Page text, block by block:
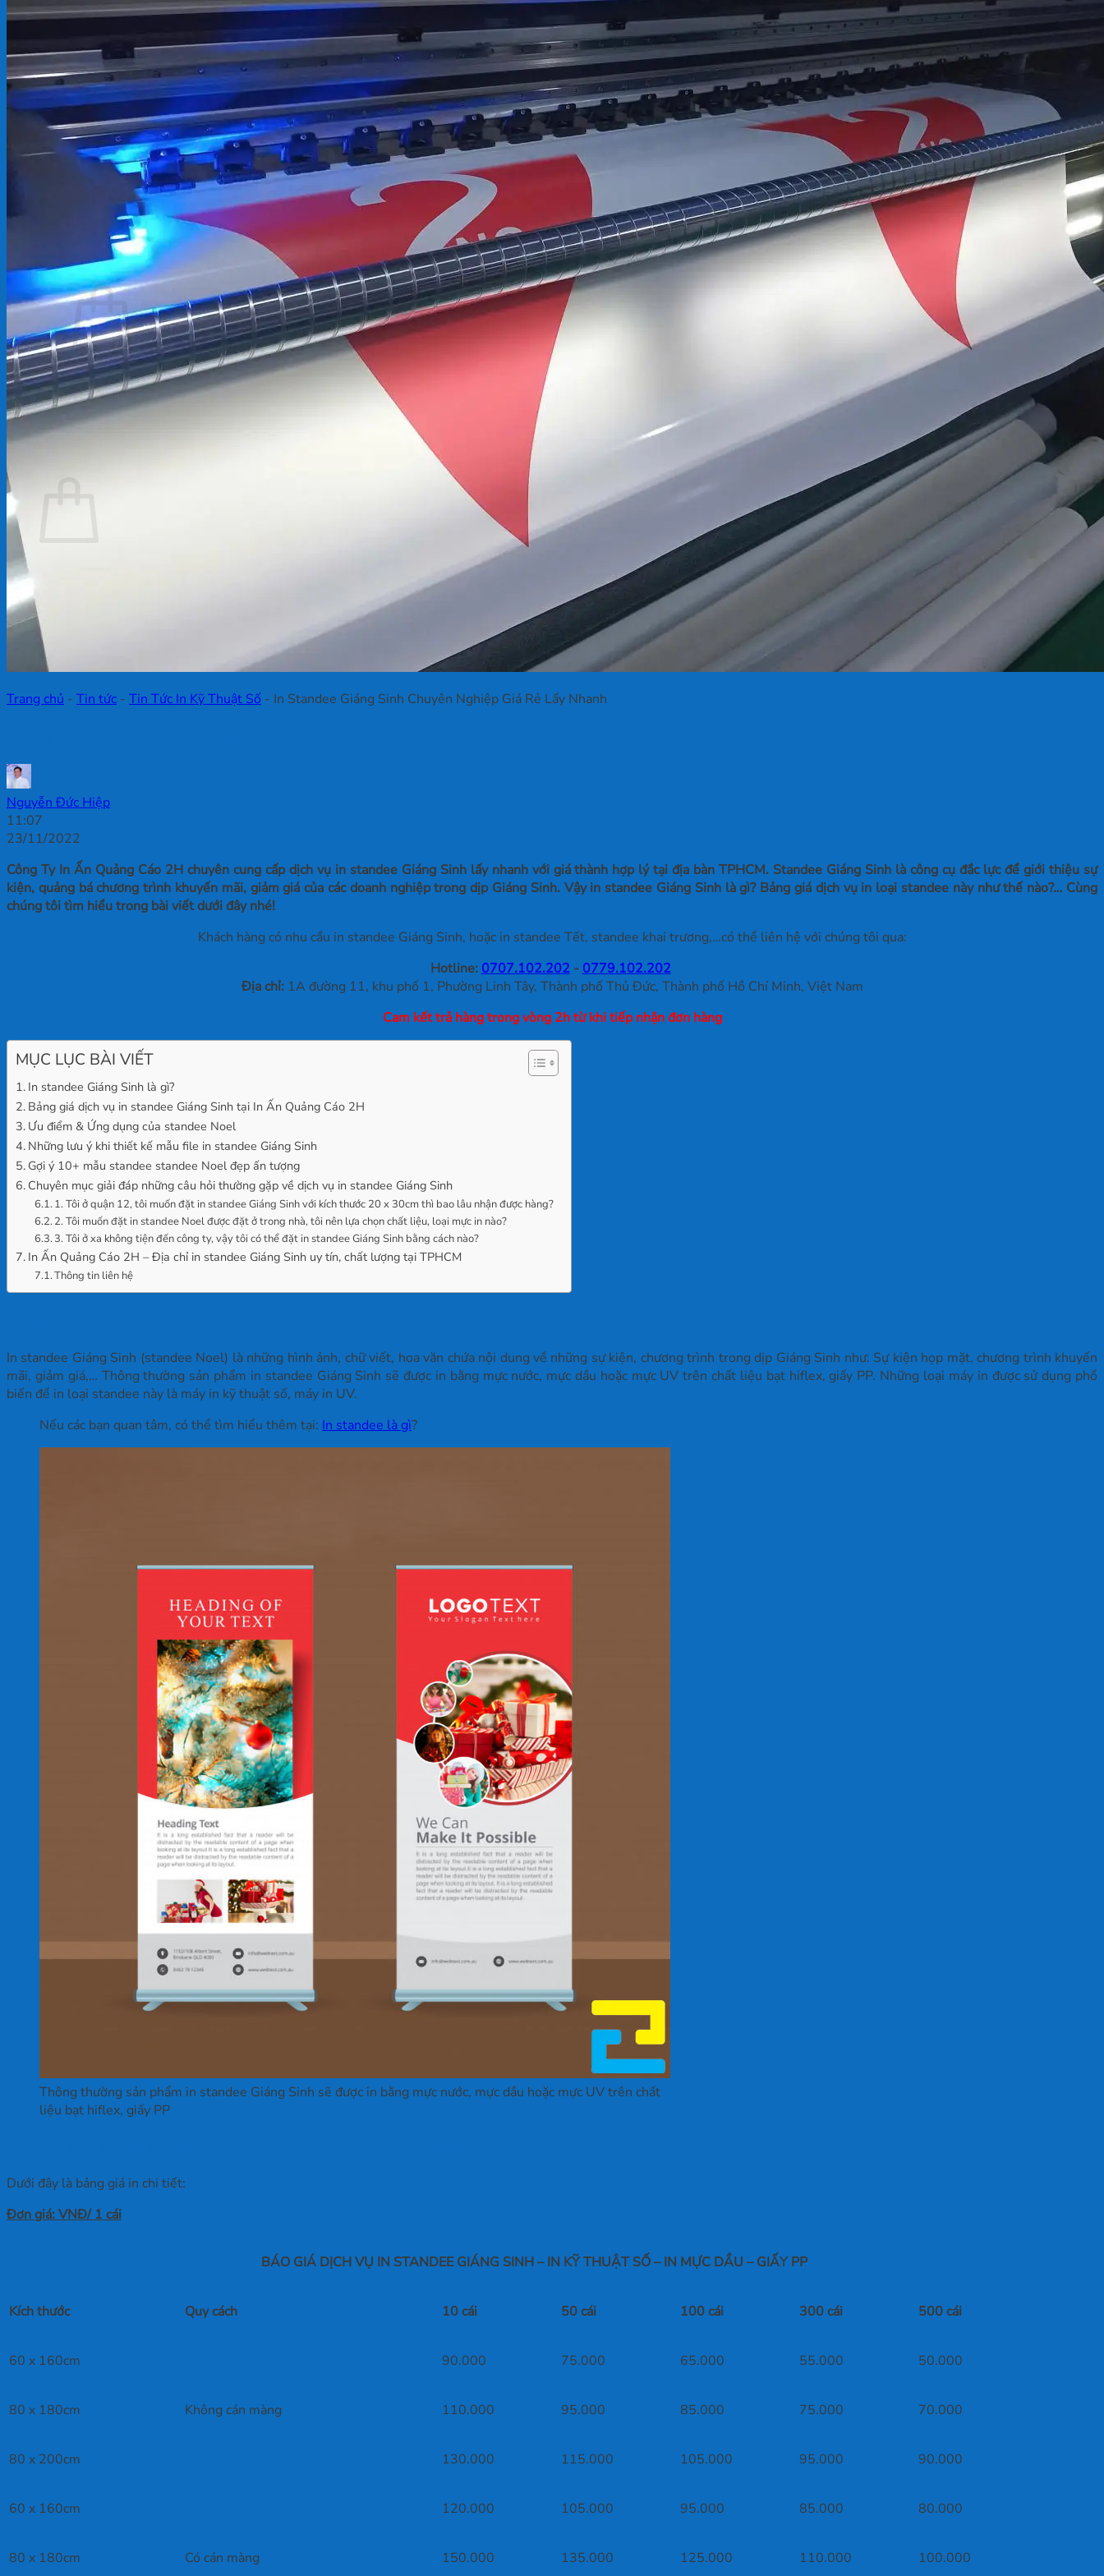
Backdrop
In Decal
Tin tức
Tin Tức In Kỹ Thuật Số
Tin Tức In UV
Tin tức công ty
Tuyển dụng
Câu hỏi thường gặp
Giỏ hàng / 0₫
Chưa có sản phẩm trong giỏ hàng.
Quay trở lại cửa hàng
Trang chủ - Tin tức - Tin Tức In Kỹ Thuật Số - In Standee Giáng Sinh Chuyên Nghiệp Giá Rẻ Lấy Nhanh
Nguyễn Đức Hiệp
11:07
23/11/2022
Công Ty In Ấn Quảng Cáo 2H chuyên cung cấp dịch vụ in standee Giáng Sinh lấy nhanh với giá thành hợp lý tại địa bàn TPHCM. Standee Giáng Sinh là công cụ đắc lực để giới thiệu sự
kiện, quảng bá chương trình khuyến mãi, giảm giá của các doanh nghiệp trong dịp Giáng Sinh. Vậy in standee Giáng Sinh là gì? Bảng giá dịch vụ in loại standee này như thế nào?… Cùng
chúng tôi tìm hiểu trong bài viết dưới đây nhé!
Khách hàng có nhu cầu in standee Giáng Sinh, hoặc in standee Tết, standee khai trương,…có thể liên hệ với chúng tôi qua:
Hotline: 0707.102.202- 0779.102.202
Địa chỉ:1A đường 11, khu phố 1, Phường Linh Tây, Thành phố Thủ Đức, Thành phố Hồ Chí Minh, Việt Nam
Cam kết trả hàng trong vòng 2h từ khi tiếp nhận đơn hàng
MỤC LỤC BÀI VIẾT
In standee Giáng Sinh là gì?
Bảng giá dịch vụ in standee Giáng Sinh tại In Ấn Quảng Cáo 2H
Ưu điểm & Ứng dụng của standee Noel
Những lưu ý khi thiết kế mẫu file in standee Giáng Sinh
Gợi ý 10+ mẫu standee standee Noel đẹp ấn tượng
Chuyên mục giải đáp những câu hỏi thường gặp về dịch vụ in standee Giáng Sinh
1. Tôi ở quận 12, tôi muốn đặt in standee Giáng Sinh với kích thước 20 x 30cm thì bao lâu nhận được hàng?
2. Tôi muốn đặt in standee Noel được đặt ở trong nhà, tôi nên lựa chọn chất liệu, loại mực in nào?
3. Tôi ở xa không tiện đến công ty, vậy tôi có thể đặt in standee Giáng Sinh bằng cách nào?
In Ấn Quảng Cáo 2H – Địa chỉ in standee Giáng Sinh uy tín, chất lượng tại TPHCM
Thông tin liên hệ
In standee Giáng Sinh (standee Noel) là những hình ảnh, chữ viết, hoa văn chứa nội dung về những sự kiện, chương trình trong dịp Giáng Sinh như: Sự kiện họp mặt, chương trình khuyến
mãi, giảm giá,… Thông thường sản phẩm in standee Giáng Sinh sẽ được in bằng mực nước, mực dầu hoặc mực UV trên chất liệu bạt hiflex, giấy PP. Những loại máy in được sử dụng phổ
biến để in loại standee này là máy in kỹ thuật số, máy in UV.
Nếu các bạn quan tâm, có thể tìm hiểu thêm tại: In standee là gì?
Thông thường sản phẩm in standee Giáng Sinh sẽ được in bằng mực nước, mực dầu hoặc mực UV trên chất
liệu bạt hiflex, giấy PP
Dưới đây là bảng giá in chi tiết:
Đơn giá: VNĐ/ 1 cái
BÁO GIÁ DỊCH VỤ IN STANDEE GIÁNG SINH – IN KỸ THUẬT SỐ – IN MỰC DẦU – GIẤY PP
Kích thước Quy cách 10 cái 50 cái 100 cái 300 cái 500 cái
60 x 160cm
Không cán màng
90.000 75.000 65.000 55.000 50.000
80 x 180cm 110.000 95.000 85.000 75.000 70.000
80 x 200cm 130.000 115.000 105.000 95.000 90.000
60 x 160cm
Có cán màng
120.000 105.000 95.000 85.000 80.000
80 x 180cm 150.000 135.000 125.000 110.000 100.000